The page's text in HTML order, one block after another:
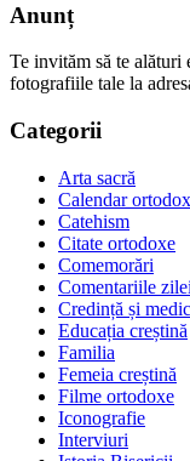
Anunț
Te invităm să te
fotografiile tale la
Categorii
Arta sacră
Calendar ortodox
Catehism
Citate ortodoxe
Comemorări
Comentariile zilei
Credință și
Educația creștină
Familia
Femeia creștină
Filme ortodoxe
Iconografie
Interviuri